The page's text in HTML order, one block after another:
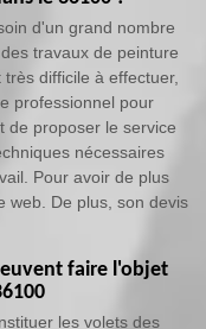
d'un grand nombre
travaux de peinture
difficile à effectuer,
professionnel pour
de proposer le service
nécessaires
Pour avoir de plus
web. De plus, son devis
faire l'objet
les volets des